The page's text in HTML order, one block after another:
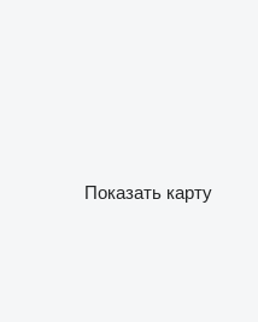
Показать карту